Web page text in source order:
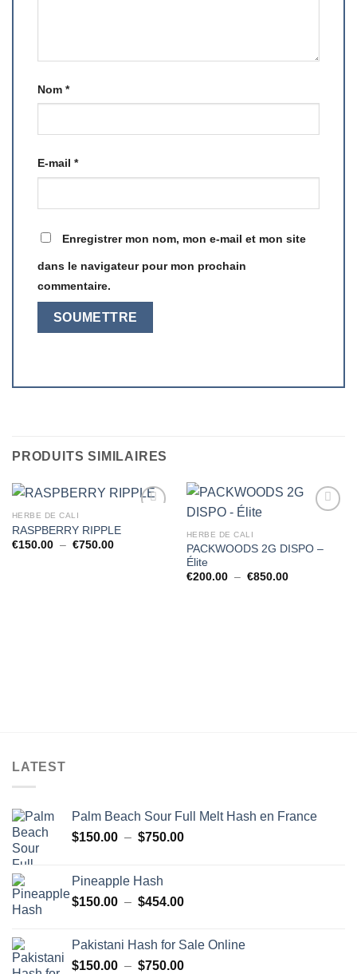
Nom *
E-mail *
Enregistrer mon nom, mon e-mail et mon site
dans le navigateur pour mon prochain
commentaire.
PRODUITS SIMILAIRES
HERBE DE CALI
RASPBERRY RIPPLE
€150.00 – €750.00Plage
HERBE DE CALI
PACKWOODS 2G DISPO –
Élite
€200.00 – €850.00Plage
LATEST
Palm Beach Sour Full Melt Hash en France
$150.00 – $750.00Plage
à
Pineapple Hash
$150.00 – $454.00Plage
$150.00
à
Pakistani Hash for Sale Online
$150.00 – $750.00Plage